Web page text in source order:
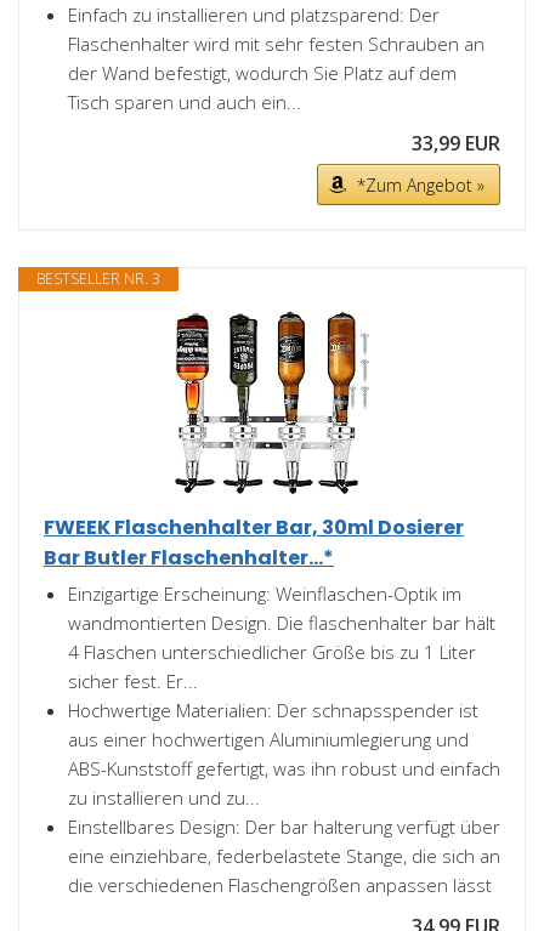
Einfach zu installieren und platzsparend: Der
Flaschenhalter wird mit sehr festen Schrauben an
der Wand befestigt, wodurch Sie Platz auf dem
Tisch sparen und auch ein...
33,99 EUR
*Zum Angebot »
BESTSELLER NR. 3
FWEEK Flaschenhalter Bar, 30ml Dosierer
Bar Butler Flaschenhalter...*
Einzigartige Erscheinung: Weinflaschen-Optik im
wandmontierten Design. Die flaschenhalter bar hält
4 Flaschen unterschiedlicher Größe bis zu 1 Liter
sicher fest. Er...
Hochwertige Materialien: Der schnapsspender ist
aus einer hochwertigen Aluminiumlegierung und
ABS-Kunststoff gefertigt, was ihn robust und einfach
zu installieren und zu...
Einstellbares Design: Der bar halterung verfügt über
eine einziehbare, federbelastete Stange, die sich an
die verschiedenen Flaschengrößen anpassen lässt